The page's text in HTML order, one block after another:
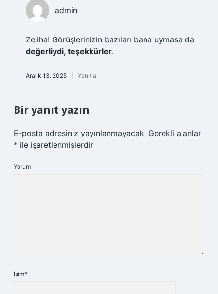
admin
Zeliha! Görüşlerinizin bazıları bana uymasa da
değerliydi, teşekkürler.
Aralık 13, 2025 Yanıtla
Bir yanıt yazın
E-posta adresiniz yayınlanmayacak. Gerekli alanlar
* ile işaretlenmişlerdir
Yorum
İsim*